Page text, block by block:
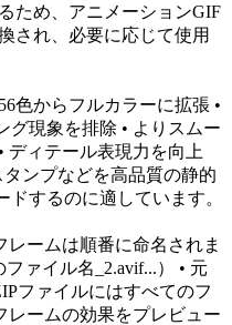
ため、アニメーションGIF
され、必要に応じて使用
色からフルカラーに拡張 •
グ現象を排除 • よりスムー
ディテール表現力を向上
ンプなどを高品質の静的
するのに適しています。
レームは順番に命名されま
ァイル名_2.avif...） • 元
ファイルにはすべてのフ
レームの効果をプレビュー